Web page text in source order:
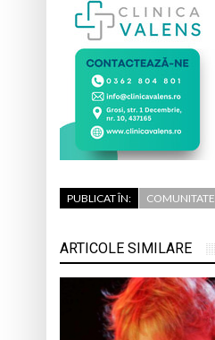
PUBLICAT ÎN: COMUNITATE
ARTICOLE SIMILARE